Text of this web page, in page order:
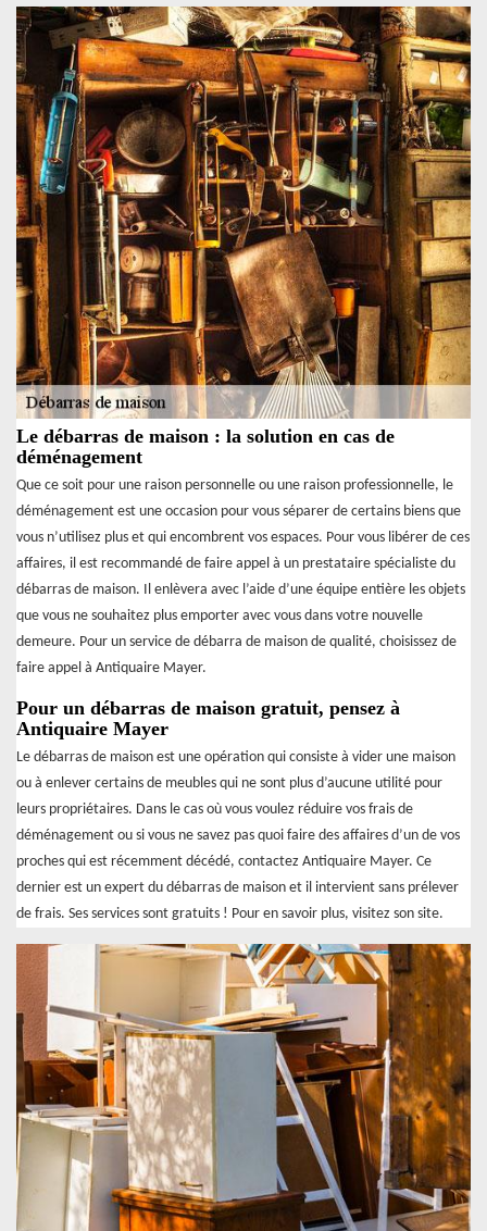
Le débarras de maison : la solution en cas de
déménagement
Que ce soit pour une raison personnelle ou une raison professionnelle, le
déménagement est une occasion pour vous séparer de certains biens que
vous n’utilisez plus et qui encombrent vos espaces. Pour vous libérer de ces
affaires, il est recommandé de faire appel à un prestataire spécialiste du
débarras de maison. Il enlèvera avec l’aide d’une équipe entière les objets
que vous ne souhaitez plus emporter avec vous dans votre nouvelle
demeure. Pour un service de débarra de maison de qualité, choisissez de
faire appel à Antiquaire Mayer.
Pour un débarras de maison gratuit, pensez à
Antiquaire Mayer
Le débarras de maison est une opération qui consiste à vider une maison
ou à enlever certains de meubles qui ne sont plus d’aucune utilité pour
leurs propriétaires. Dans le cas où vous voulez réduire vos frais de
déménagement ou si vous ne savez pas quoi faire des affaires d’un de vos
proches qui est récemment décédé, contactez Antiquaire Mayer. Ce
dernier est un expert du débarras de maison et il intervient sans prélever
de frais. Ses services sont gratuits ! Pour en savoir plus, visitez son site.